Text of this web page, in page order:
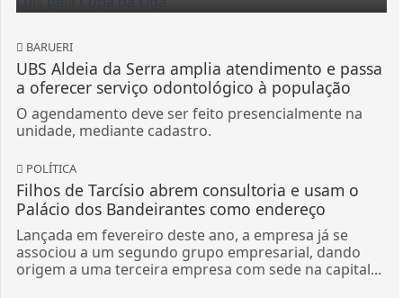
BARUERI
UBS Aldeia da Serra amplia atendimento e passa
a oferecer serviço odontológico à população
O agendamento deve ser feito presencialmente na
unidade, mediante cadastro.
POLÍTICA
Filhos de Tarcísio abrem consultoria e usam o
Palácio dos Bandeirantes como endereço
Lançada em fevereiro deste ano, a empresa já se
associou a um segundo grupo empresarial, dando
origem a uma terceira empresa com sede na capital...